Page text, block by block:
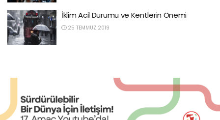
İklim Acil Durumu ve Kentlerin Önemi
25 TEMMUZ 2019